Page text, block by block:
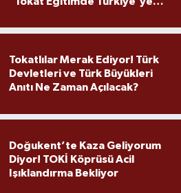
Tokatlılar Merak Ediyor! Türk
Devletleri ve Türk Büyükleri
Anıtı Ne Zaman Açılacak?
Doğukent’te Kaza Geliyorum
Diyor! TOKİ Köprüsü Acil
Işıklandırma Bekliyor